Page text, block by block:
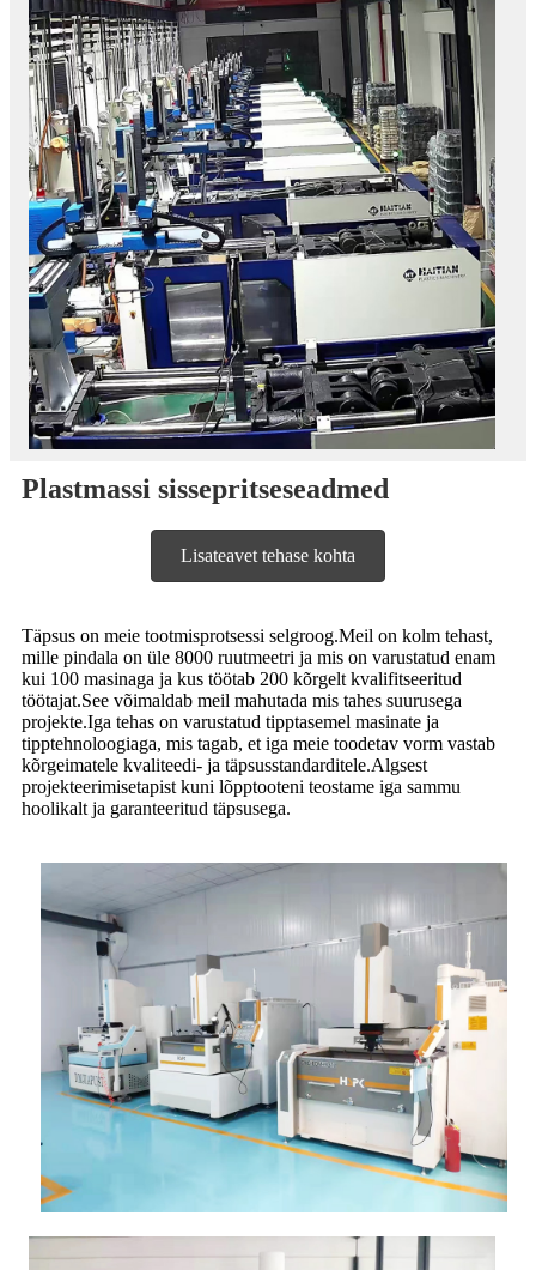
Plastmassi sissepritseseadmed
Lisateavet tehase kohta
Täpsus on meie tootmisprotsessi selgroog.Meil on kolm tehast,
mille pindala on üle 8000 ruutmeetri ja mis on varustatud enam
kui 100 masinaga ja kus töötab 200 kõrgelt kvalifitseeritud
töötajat.See võimaldab meil mahutada mis tahes suurusega
projekte.Iga tehas on varustatud tipptasemel masinate ja
tipptehnoloogiaga, mis tagab, et iga meie toodetav vorm vastab
kõrgeimatele kvaliteedi- ja täpsusstandarditele.Algsest
projekteerimisetapist kuni lõpptooteni teostame iga sammu
hoolikalt ja garanteeritud täpsusega.